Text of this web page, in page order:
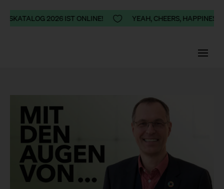
2026 IST ONLINE!  YEAH, CHEERS, HAPPINESS -